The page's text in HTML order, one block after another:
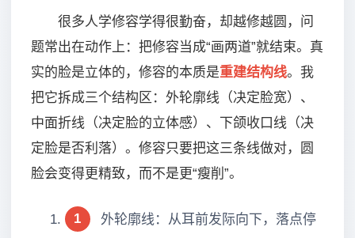
很多人学修容学得很勤奋，却越修越圆，问
题常出在动作上：把修容当成“画两道”就结束。真
实的脸是立体的，修容的本质是重建结构线。我
把它拆成三个结构区：外轮廓线（决定脸宽）、
中面折线（决定脸的立体感）、下颌收口线（决
定脸是否利落）。修容只要把这三条线做对，圆
脸会变得更精致，而不是更“瘦削”。
1
外轮廓线：从耳前发际向下，落点停